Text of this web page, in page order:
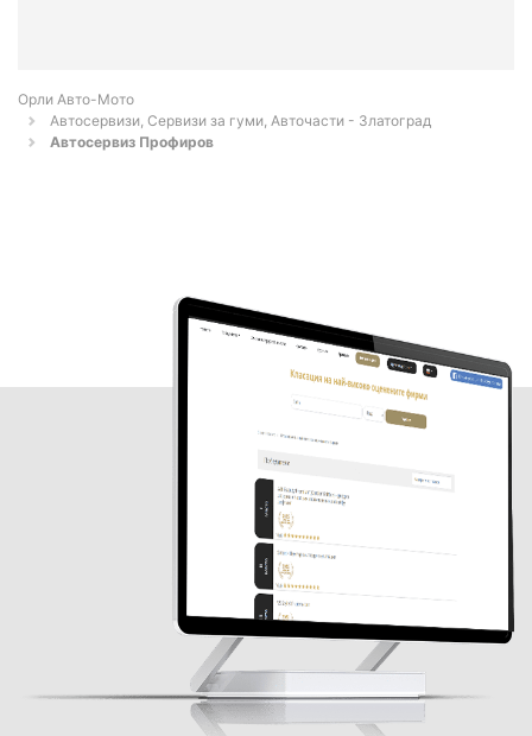
Орли Aвто-Mото
Автосервизи, Сервизи за гуми, Авточасти - Златоград
Автосервиз Профиров